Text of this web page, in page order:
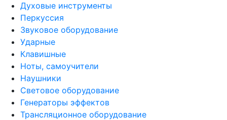
Духовые инструменты
Перкуссия
Звуковое оборудование
Ударные
Клавишные
Ноты, самоучители
Наушники
Световое оборудование
Генераторы эффектов
Трансляционное оборудование